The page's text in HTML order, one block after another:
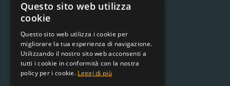
Pet food
Casalinghi
Raccordi e accessori
Consumabili
Fissaggio
Irrigazione
Questo sito web utilizza
cookie
Questo sito web utilizza i cookie per
migliorare la tua esperienza di navigazione.
Utilizzando il nostro sito web acconsenti a
tutti i cookie in conformità con la nostra
policy per i cookie. Leggi di più